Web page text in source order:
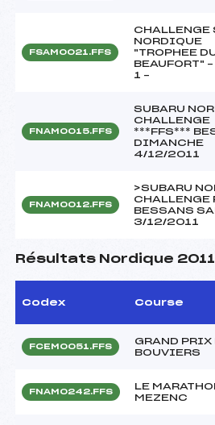
FSAM0021.FFS
CHALLENGE
NORDIQUE
"TROPHEE
BEAUFORT"
1 –
FNAM0015.FFS
SUBARU
CHALLENGE
***FFS***
DIMANCHE
4/12/2011
FNAM0012.FFS
>SUBARU
CHALLENGE
BESSANS
3/12/2011
Résultats Nordique 2011
Codex Course
FCEM0051.FFS
GRAND PRIX
BOUVIERS
FNAM0242.FFS
LE
MEZENC